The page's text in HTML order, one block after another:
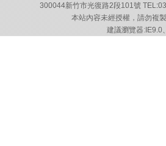
300044新竹市光復路2段101號
本站內容未經授權，請勿複
建議瀏覽器:IE9.0